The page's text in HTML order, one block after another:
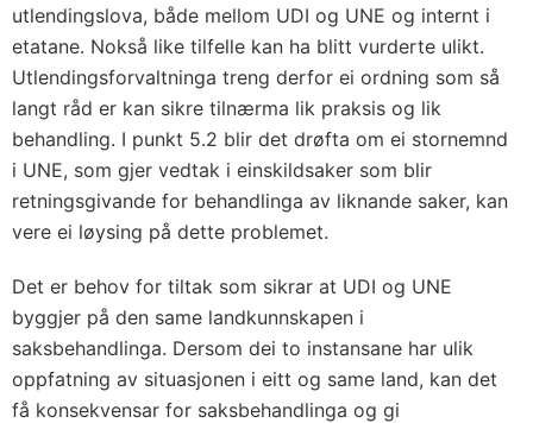
utlendingslova, både mellom UDI og UNE og internt i
etatane. Nokså like tilfelle kan ha blitt vurderte ulikt.
Utlendingsforvaltninga treng derfor ei ordning som så
langt råd er kan sikre tilnærma lik praksis og lik
behandling. I punkt 5.2 blir det drøfta om ei stornemnd
i UNE, som gjer vedtak i einskildsaker som blir
retningsgivande for behandlinga av liknande saker, kan
vere ei løysing på dette problemet.
Det er behov for tiltak som sikrar at UDI og UNE
byggjer på den same landkunnskapen i
saksbehandlinga. Dersom dei to instansane har ulik
oppfatning av situasjonen i eitt og same land, kan det
få konsekvensar for saksbehandlinga og gi